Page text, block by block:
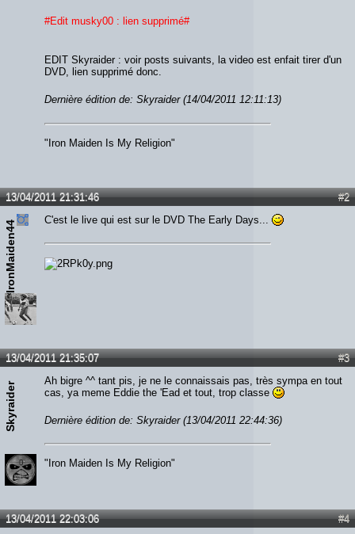
#Edit musky00 : lien supprimé#
EDIT Skyraider : voir posts suivants, la video est enfait tirer d'un
DVD, lien supprimé donc.
Dernière édition de: Skyraider (14/04/2011 12:11:13)
"Iron Maiden Is My Religion"
#2
13/04/2011 21:31:46
IronMaiden44 C'est le live qui est sur le DVD The Early Days...
#3
13/04/2011 21:35:07
Skyraider
Ah bigre ^^ tant pis, je ne le connaissais pas, très sympa en tout
cas, ya meme Eddie the 'Ead et tout, trop classe
Dernière édition de: Skyraider (13/04/2011 22:44:36)
"Iron Maiden Is My Religion"
#4
13/04/2011 22:03:06